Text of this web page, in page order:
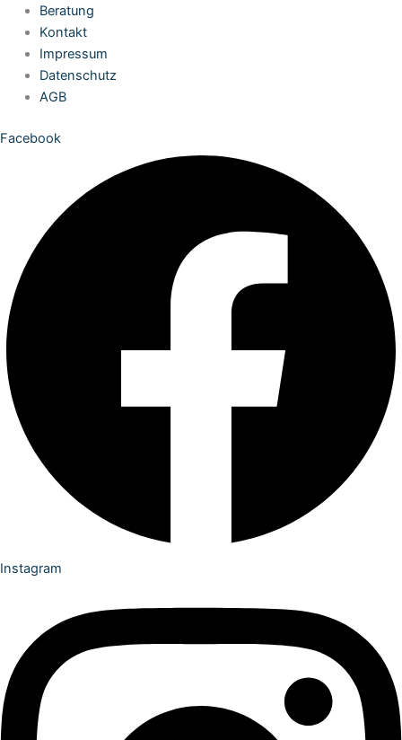
Zum
Inhalt
springen
Beratung
Kontakt
Impressum
Datenschutz
AGB
Facebook
Instagram